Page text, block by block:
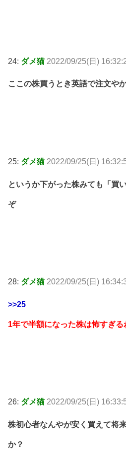
24: ダメ猫 2022/09/25(日)
ここの株買うとき英語で注文や
25: ダメ猫 2022/09/25(日)
というか下がった株みても「買
ぞ
28: ダメ猫 2022/09/25(日)
>>25
1年で半額になった株は怖すぎ
26: ダメ猫 2022/09/25(日)
株初心者なんやが安く買えて将
か？